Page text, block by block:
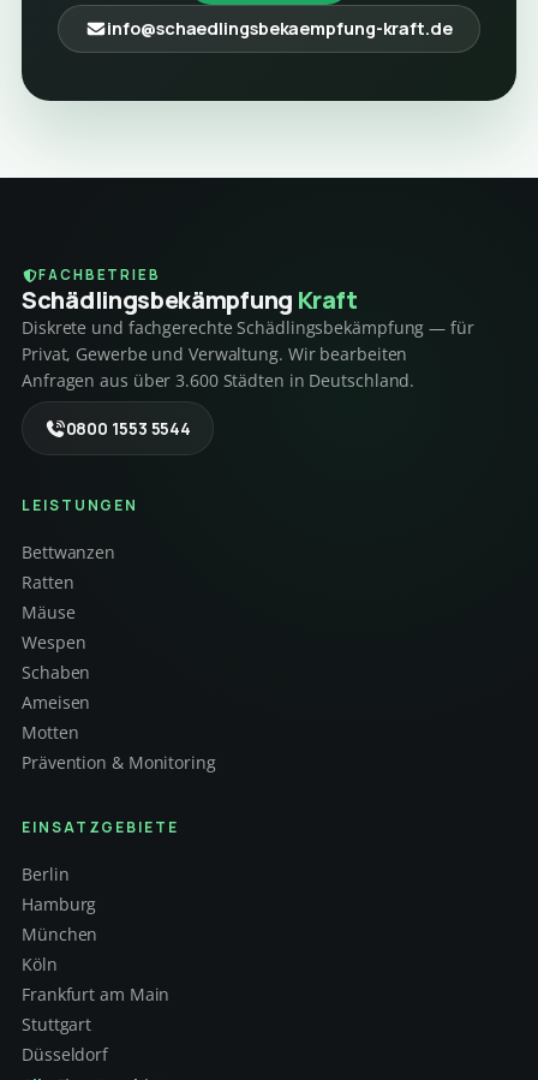
info@schaedlingsbekaempfung-kraft.de
FACHBETRIEB
Schädlings­bekämpfung Kraft
Diskrete und fachgerechte Schädlingsbekämpfung — für
Privat, Gewerbe und Verwaltung. Wir bearbeiten
Anfragen aus über 3.600 Städten in Deutschland.
0800 1553 5544
LEISTUNGEN
Bettwanzen
Ratten
Mäuse
Wespen
Schaben
Ameisen
Motten
Prävention & Monitoring
EINSATZGEBIETE
Berlin
Hamburg
München
Köln
Frankfurt am Main
Stuttgart
Düsseldorf